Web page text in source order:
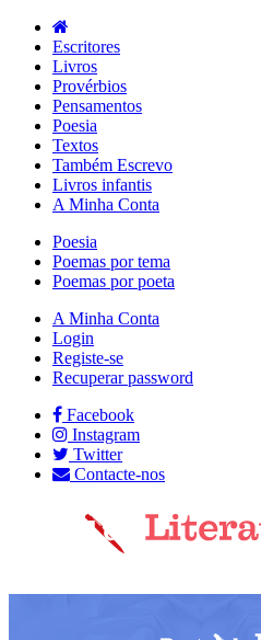
Escritores
Livros
Provérbios
Pensamentos
Poesia
Textos
Também Escrevo
Livros infantis
A Minha Conta
Poesia
Poemas por tema
Poemas por poeta
A Minha Conta
Login
Registe-se
Recuperar password
Facebook
Instagram
Twitter
Contacte-nos